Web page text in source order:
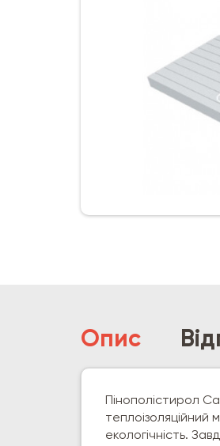
Опис
Пінополістирол
теплоізоляційний
екологічність.